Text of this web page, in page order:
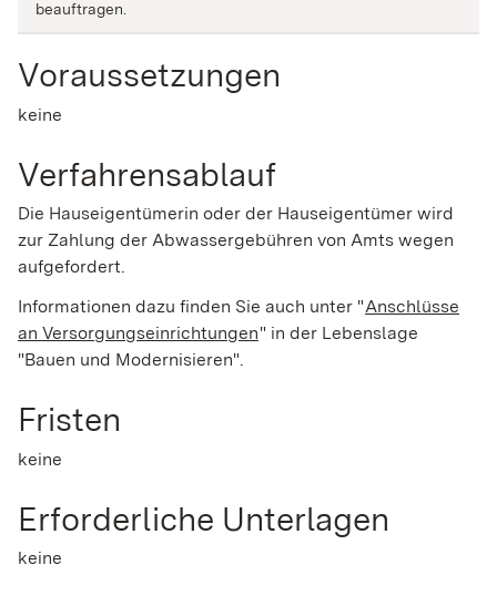
beauftragen.
Voraussetzungen
keine
Verfahrensablauf
Die Hauseigentümerin oder der Hauseigentümer wird
zur Zahlung der Abwassergebühren von Amts wegen
aufgefordert.
Informationen dazu finden Sie auch unter "Anschlüsse
an Versorgungseinrichtungen" in der Lebenslage
"Bauen und Modernisieren".
Fristen
keine
Erforderliche Unterlagen
keine